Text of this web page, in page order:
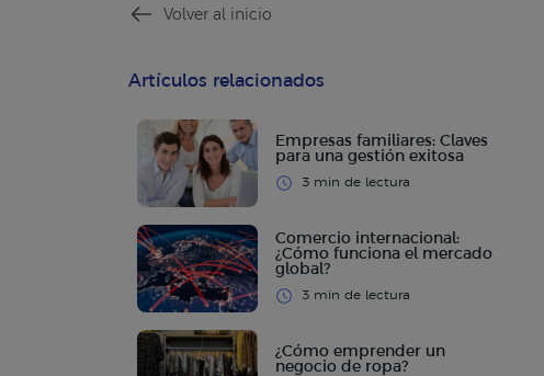
Volver al inicio
Artículos relacionados
Empresas familiares: Claves
para una gestión exitosa
3 min de lectura
Comercio internacional:
¿Cómo funciona el mercado
global?
3 min de lectura
¿Cómo emprender un
negocio de ropa?